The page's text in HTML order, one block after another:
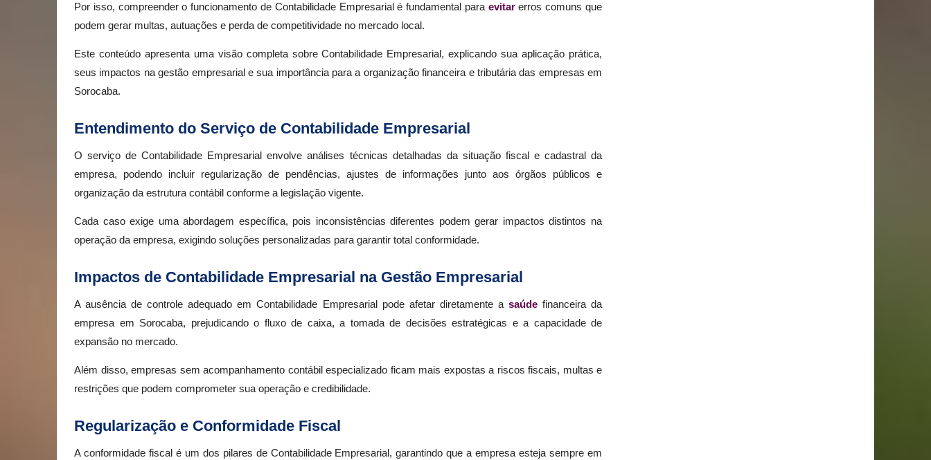
Por isso, compreender o funcionamento de Contabilidade Empresarial é fundamental para evitarerros comuns que
podem gerar multas, autuações e perda de competitividade no mercado local.
Este conteúdo apresenta uma visão completa sobre Contabilidade Empresarial, explicando sua aplicação prática,
seus impactos na gestão empresarial e sua importância para a organização financeira e tributária das empresas em
Sorocaba.
Entendimento do Serviço de Contabilidade Empresarial
O serviço de Contabilidade Empresarial envolve análises técnicas detalhadas da situação fiscal e cadastral da
empresa, podendo incluir regularização de pendências, ajustes de informações junto aos órgãos públicos e
organização da estrutura contábil conforme a legislação vigente.
Cada caso exige uma abordagem específica, pois inconsistências diferentes podem gerar impactos distintos na
operação da empresa, exigindo soluções personalizadas para garantir total conformidade.
Impactos de Contabilidade Empresarial na Gestão Empresarial
A ausência de controle adequado em Contabilidade Empresarial pode afetar diretamente a saúdefinanceira da
empresa em Sorocaba, prejudicando o fluxo de caixa, a tomada de decisões estratégicas e a capacidade de
expansão no mercado.
Além disso, empresas sem acompanhamento contábil especializado ficam mais expostas a riscos fiscais, multas e
restrições que podem comprometer sua operação e credibilidade.
Regularização e Conformidade Fiscal
A conformidade fiscal é um dos pilares de Contabilidade Empresarial, garantindo que a empresa esteja sempre em